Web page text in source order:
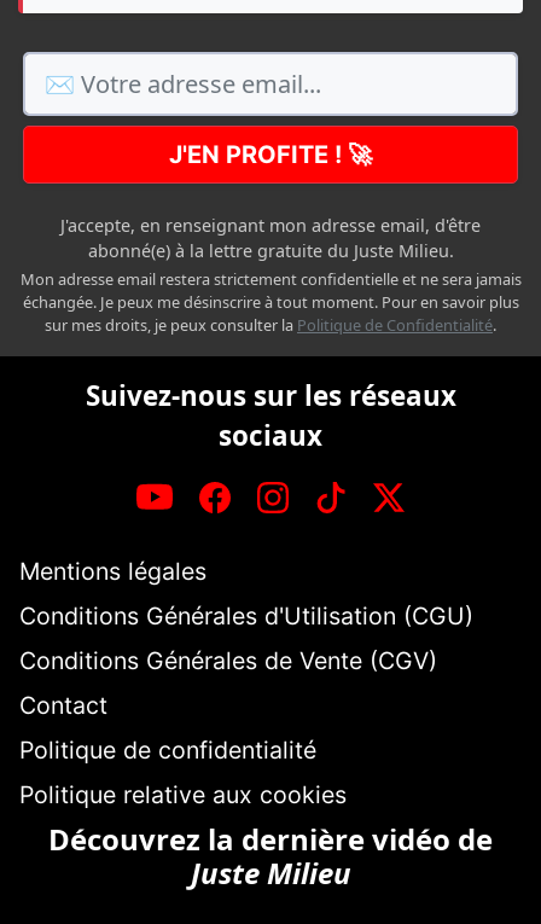
J'EN PROFITE ! 🚀
J'accepte, en renseignant mon adresse email, d'être
abonné(e) à la lettre gratuite du Juste Milieu.
Mon adresse email restera strictement confidentielle et ne sera jamais
échangée. Je peux me désinscrire à tout moment. Pour en savoir plus
sur mes droits, je peux consulter la Politique de Confidentialité.
Suivez-nous sur les réseaux
sociaux
Mentions légales
Conditions Générales d'Utilisation (CGU)
Conditions Générales de Vente (CGV)
Contact
Politique de confidentialité
Politique relative aux cookies
Découvrez la dernière vidéo de
Juste Milieu